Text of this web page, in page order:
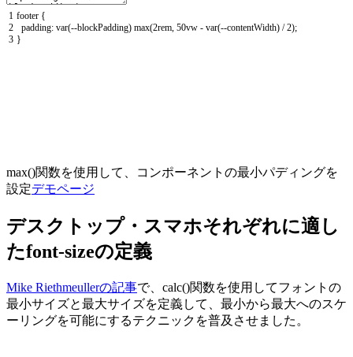
1
2
3
footer {
padding: var(--blockPadding) max(2rem, 50vw - var(--contentWidth) / 2);
}
max()関数を使用して、コンポーネントの最小パディングを
設定デモページ
デスクトップ・スマホそれぞれに適し
たfont-sizeの定義
Mike Riethmeullerの記事で、 calc()関数を使用してフォントの
最小サイズと最大サイズを定義して、最小から最大へのスケ
ーリングを可能にするテクニックを普及させました。